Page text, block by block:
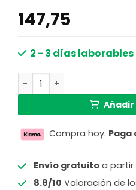
147,75
2 - 3 días laborables
Focos negros de cuatro
Compra hoy. Paga
Envío gratuitoa partir
8.8/10 Valoración de